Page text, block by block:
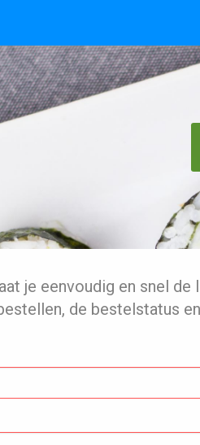
je eenvoudig en snel
de bestelstatus